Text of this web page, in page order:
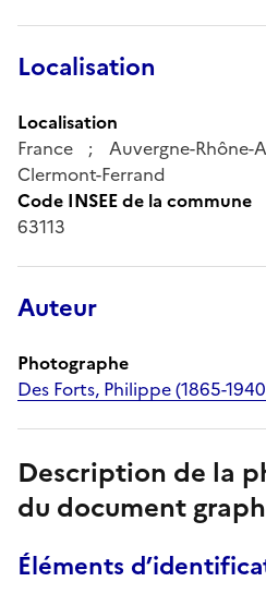
Localisation
Localisation
France ; Auvergne-
Clermont-Ferrand
Code INSEE de la commune
63113
Auteur
Photographe
Des Forts, Philippe (1865-
Description de la
du document
Éléments